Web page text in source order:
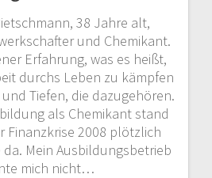
38 Jahre alt,
und Chemikant.
Erfahrung, was es heißt,
durchs Leben zu kämpfen
Tiefen, die dazugehören.
als Chemikant stand
Finanzkrise 2008 plötzlich
Mein Ausbildungsbetrieb
mich nicht…